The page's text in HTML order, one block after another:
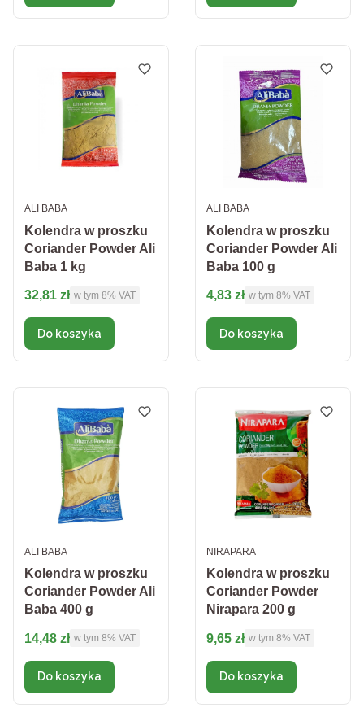
Kolendra w proszku
Coriander Powder Ali
Baba 1 kg
PRODUCENT
ALI BABA
Cena brutto
32,81 zł w tym %s VAT
w tym 8% VAT
Do koszyka
Kolendra w proszku
Coriander Powder Ali
Baba 100 g
PRODUCENT
ALI BABA
Cena brutto
4,83 zł w tym %s VAT
w tym 8% VAT
Do koszyka
Kolendra w proszku
Coriander Powder Ali
Baba 400 g
PRODUCENT
ALI BABA
Cena brutto
14,48 zł w tym %s VAT
w tym 8% VAT
Do koszyka
Kolendra w proszku
Coriander Powder
Nirapara 200 g
PRODUCENT
NIRAPARA
Cena brutto
9,65 zł w tym %s VAT
w tym 8% VAT
Do koszyka